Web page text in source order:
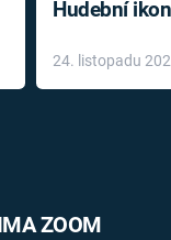
Hudební
léky
24. listopadu
ZOOM